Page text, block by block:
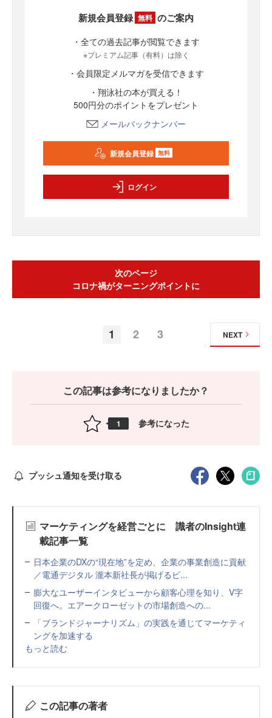
新規会員登録 無料 のご案内
・全ての過去記事が閲覧できます
※プレミアム記事（有料）は除く
・会員限定メルマガを受信できます
・翔泳社の本が買える！
500円分のポイントをプレゼント
メールバックナンバー
新規会員登録 無料
ログイン
次のページ
コロナ禍がターニングポイントに
1 2 3 NEXT
この記事は参考になりましたか？
1 参考になった
プッシュ通知を受け取る
マーケティングを経営ごとに 識者のInsight連
載記事一覧
日本企業のDXの“現在地”を定め、企業の事業創造に貢献
／電通デジタル 瀧本新社長が掲げるビ...
膨大なユーザーインタビューから顧客心理を知り、V字
回復へ。エアークローゼットの市場創造への...
「ブランドジャーナリズム」の実践を通じてマーケティ
ングを加速する
もっと読む
この記事の著者